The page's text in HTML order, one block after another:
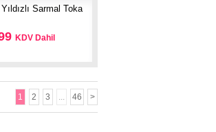
Sarmal Toka
KDV Dahil
1 2 3 ... 46 >